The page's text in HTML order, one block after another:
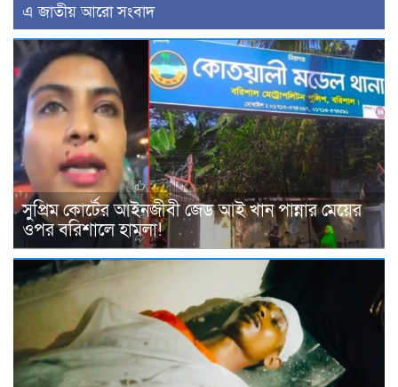
এ জাতীয় আরো সংবাদ
সুপ্রিম কোর্টের আইনজীবী জেড আই খান পান্নার মেয়ের
ওপর বরিশালে হামলা!